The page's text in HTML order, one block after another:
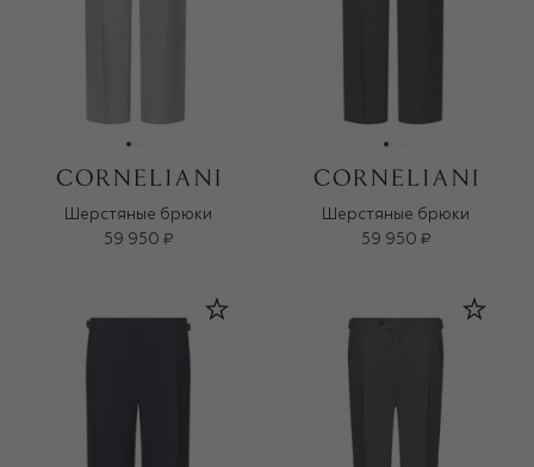
Шерстяные брюки
59 950 ₽
Шерстяные брюки
59 950 ₽